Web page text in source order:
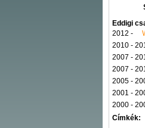
Eddigi
2012 -
2010 -
2007 -
2007 -
2005 -
2001 -
2000 -
Címkék: